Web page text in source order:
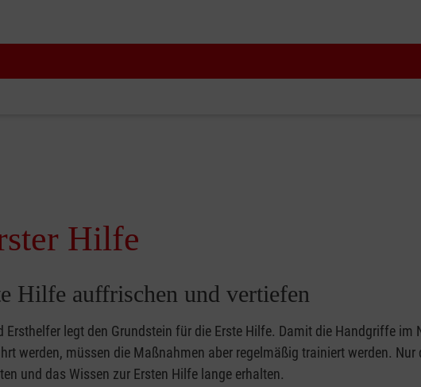
Hilfe
Hilfe auffrischen und vertiefen
Ersthelfer legt den Grundstein für die Erste Hilfe. Damit die Handgriffe im
werden, müssen die Maßnahmen aber regelmäßig trainiert werden. Nur
und das Wissen zur Ersten Hilfe lange erhalten.